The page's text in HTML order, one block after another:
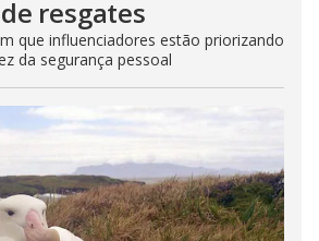
resgates
que influenciadores estão priorizando
da segurança pessoal